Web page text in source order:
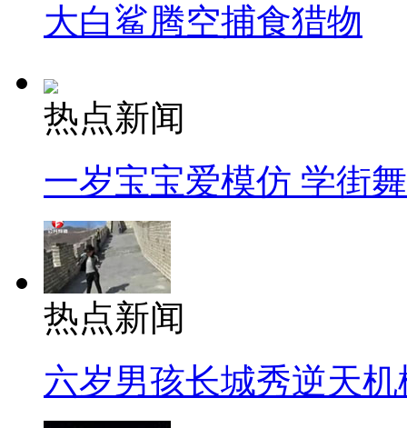
大白鲨腾空捕食猎物
热点新闻
一岁宝宝爱模仿 学街
热点新闻
六岁男孩长城秀逆天机